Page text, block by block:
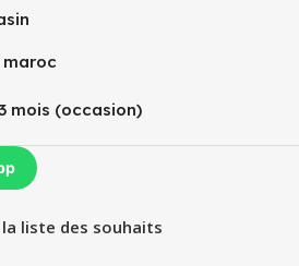
mois (occasion)​
liste des souhaits